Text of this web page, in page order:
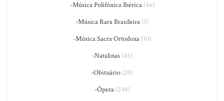
-Música Polifônica Ibérica(46)
-Música Rara Brasileira (3)
-Música Sacra Ortodoxa (10)
-Natalinas(45)
-Obituário (20)
-Ópera(248)